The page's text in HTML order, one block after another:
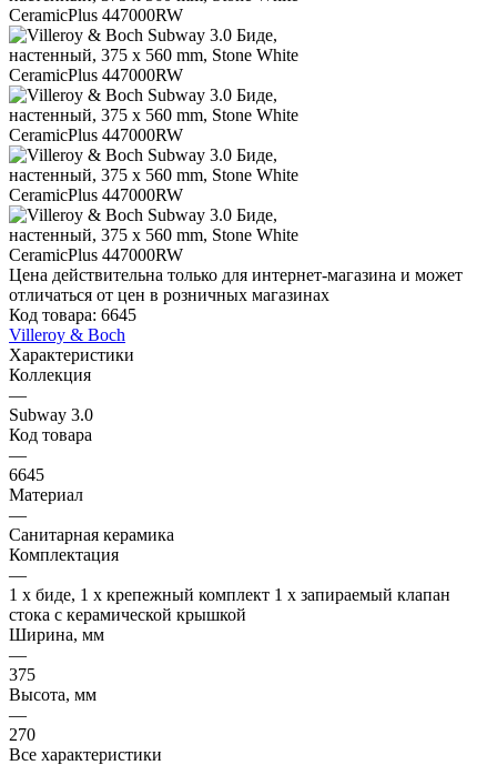
Цена действительна только для интернет-магазина и может
отличаться от цен в розничных магазинах
Код товара: 6645
Villeroy & Boch
Характеристики
Коллекция
—
Subway 3.0
Код товара
—
6645
Материал
—
Санитарная керамика
Комплектация
—
1 x биде, 1 x крепежный комплект 1 x запираемый клапан
стока с керамической крышкой
Ширина, мм
—
375
Высота, мм
—
270
Все характеристики